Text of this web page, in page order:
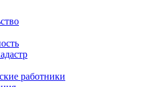
работники